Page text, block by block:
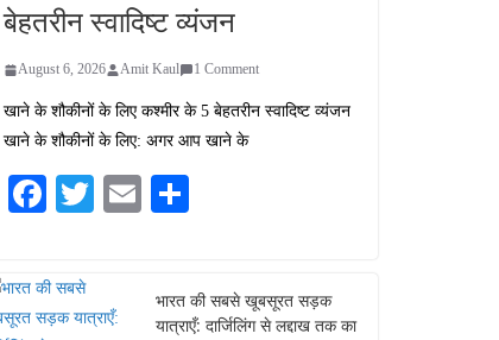
बेहतरीन स्वादिष्ट व्यंजन
August 6, 2026 Amit Kaul 1 Comment
खाने के शौकीनों के लिए कश्मीर के 5 बेहतरीन स्वादिष्ट व्यंजन
खाने के शौकीनों के लिए: अगर आप खाने के
Fa
bo
ok
T
r
E
भारत की सबसे खूबसूरत सड़क
यात्राएँ: दार्जिलिंग से लद्दाख तक का